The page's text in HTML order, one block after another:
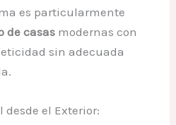
es particularmente
de casas modernas con
sin adecuada
desde el Exterior: